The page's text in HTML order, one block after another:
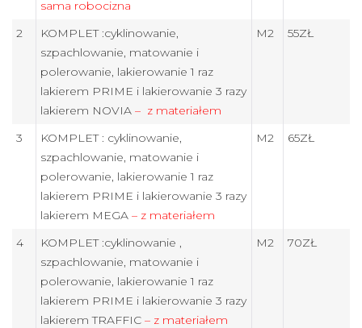
sama robocizna
2
KOMPLET :cyklinowanie,
szpachlowanie, matowanie i
polerowanie, lakierowanie 1 raz
lakierem PRIME i lakierowanie 3 razy
lakierem NOVIA– z materiałem
M2 55ZŁ
3
KOMPLET : cyklinowanie,
szpachlowanie, matowanie i
polerowanie, lakierowanie 1 raz
lakierem PRIME i lakierowanie 3 razy
lakierem MEGA – z materiałem
M2 65ZŁ
4
KOMPLET :cyklinowanie ,
szpachlowanie, matowanie i
polerowanie, lakierowanie 1 raz
lakierem PRIME i lakierowanie 3 razy
lakierem TRAFFIC – z materiałem
M2 70ZŁ